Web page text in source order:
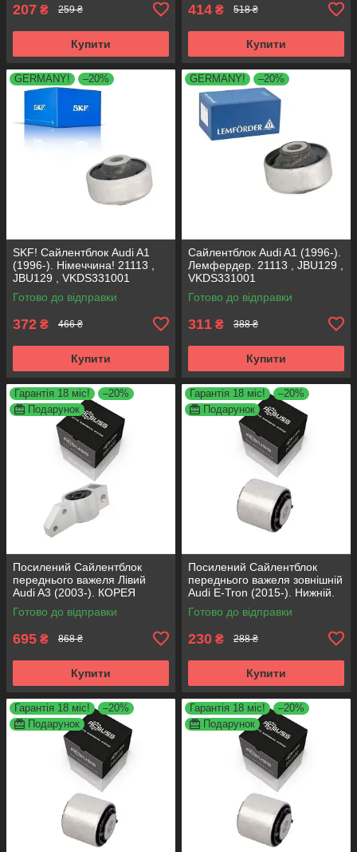
207 ₴ 259 ₴
Купити
414 ₴ 518 ₴
Купити
GERMANY! –20%
SKF! Сайлентблок Audi A1
(1996-). Німеччина! 21113 ,
JBU129 , VKDS331001
Готово до відправки
372 ₴ 466 ₴
Купити
GERMANY! –20%
Сайлентблок Audi A1 (1996-).
Лемфердер. 21113 , JBU129 ,
VKDS331001
Готово до відправки
311 ₴ 388 ₴
Купити
Гарантія 18 міс!
–20%
Подарунок
Посилений Сайлентблок
переднього важеля Лівий
Audi A3 (2003-). КОРЕЯ
Acsuss! 34762 , JBU691 ,
VKDS331004
Готово до відправки
695 ₴ 868 ₴
Купити
Гарантія 18 міс!
–20%
Подарунок
Посилений Сайлентблок
переднього важеля зовнішній
Audi E-Tron (2015-). Нижній.
КОРЕЯ Acsuss! FE175192 ,
VKDS331087
Готово до відправки
230 ₴ 288 ₴
Купити
Гарантія 18 міс!
–20%
Подарунок
Гарантія 18 міс!
–20%
Подарунок